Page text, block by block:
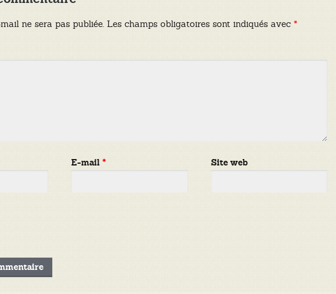
ne sera pas publiée. Les champs obligatoires sont indiqués avec*
E-mail* Site web